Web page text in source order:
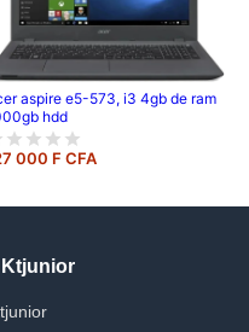
aspire e5-573, i3 4gb de ram
hdd
000 F CFA